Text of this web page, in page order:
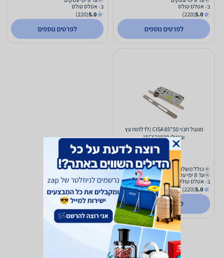
ב- אטלס טולס
5.0
(220)
לפרטים נוספים
ב- אטלס טולס
5.0
(220)
לפרטים נוספים
מנעול חבוי 50*85 CISA (לדלתות עץ
וברזל) 15C631500
169
כולל משלוח (₪39)
עד 8 ימי עסקים
ב- אטלס טולס
5.0
(220)
לפרטים נוספים